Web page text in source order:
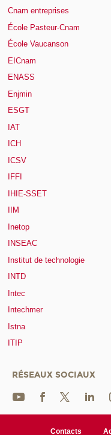
Cnam entreprises
École Pasteur-Cnam
École Vaucanson
EICnam
ENASS
Enjmin
ESGT
IAT
ICH
ICSV
IFFI
IHIE-SSET
IIM
Inetop
INSEAC
Institut de technologie
INTD
Intec
Intechmer
Istna
ITIP
RÉSEAUX SOCIAUX
Contacts